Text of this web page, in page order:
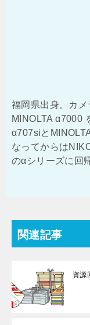
福岡県出身。カ
MINOLTA α7000
α707siと
なってからは
のαシリーズに回
関連記事
資源